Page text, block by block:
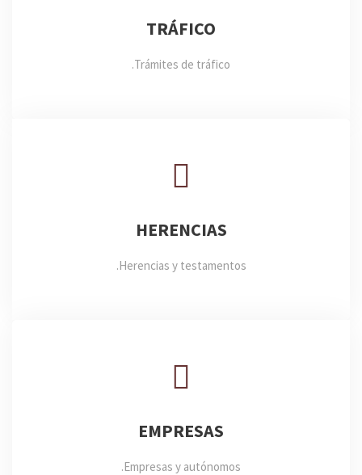
TRÁFICO
Trámites de tráfico.
HERENCIAS
Herencias y testamentos.
EMPRESAS
Empresas y autónomos.